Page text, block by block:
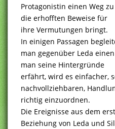
Protagonistin einen Weg
die erhofften Beweise für
ihre Vermutungen bringt.
In einigen Passagen
man gegenüber Leda
man seine Hintergründe
erfährt, wird es einfacher,
nachvollziehbaren,
richtig einzuordnen.
Die Ereignisse aus dem
Beziehung von Leda und